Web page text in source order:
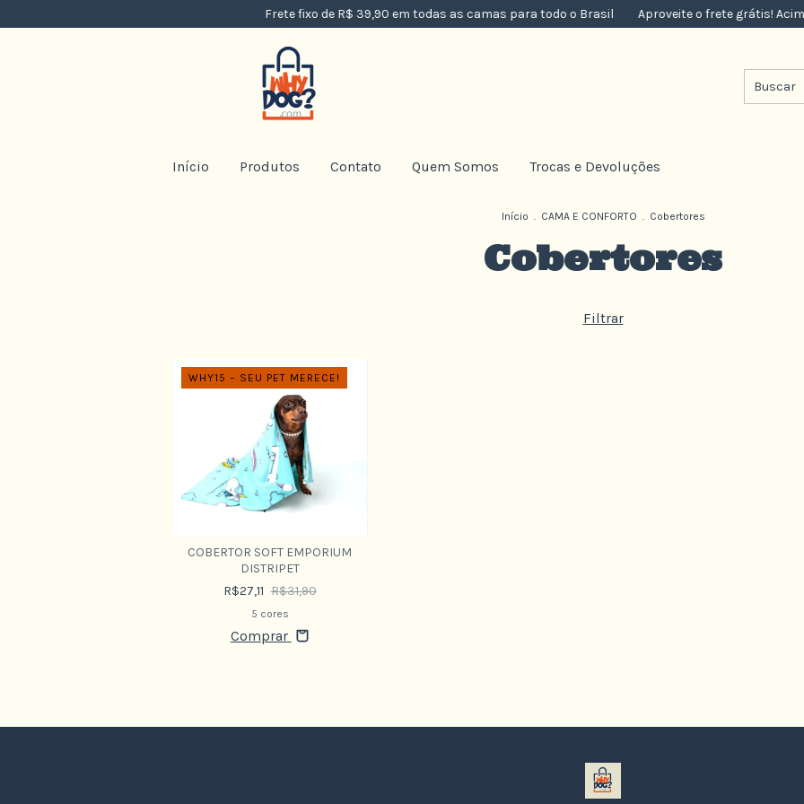
Frete fixo de R$ 39,90 em todas as camas para todo o Brasil Aproveite o frete grátis! Acima
Início Produtos Contato Quem Somos Trocas e Devoluções
Início . CAMA E CONFORTO . Cobertores
Cobertores
Filtrar
WHY15 – SEU PET MERECE!
COBERTOR SOFT EMPORIUM
DISTRIPET
R$27,11 R$31,90
5 cores
Comprar